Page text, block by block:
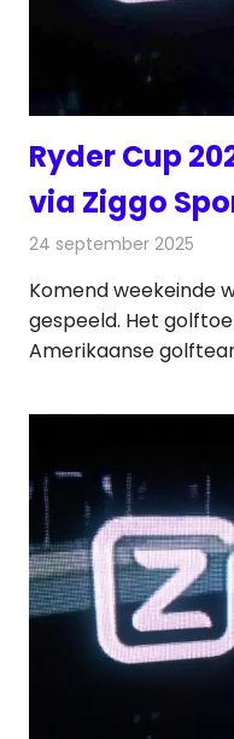
Ryder Cup
via Ziggo
24 september 2025
Komend weekeinde
gespeeld. Het
Amerikaanse